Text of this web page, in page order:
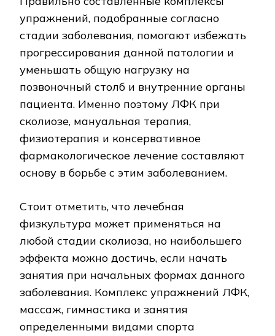
упражнений, подобранные согласно
стадии заболевания, помогают избежать
прогрессирования данной патологии и
уменьшать общую нагрузку на
позвоночный столб и внутренние органы
пациента. Именно поэтому ЛФК при
сколиозе, мануальная терапия,
физиотерапия и консервативное
фармакологическое лечение составляют
основу в борьбе с этим заболеванием.
Стоит отметить, что лечебная
физкультура может применяться на
любой стадии сколиоза, но наибольшего
эффекта можно достичь, если начать
занятия при начальных формах данного
заболевания. Комплекс упражнений ЛФК,
массаж, гимнастика и занятия
определенными видами спорта